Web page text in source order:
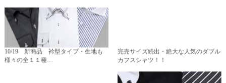
10/19 新商品 衿型タイプ・生地も
様々の全１１種…
完売サイズ続出・絶大な人気のダブル
カフスシャツ！！